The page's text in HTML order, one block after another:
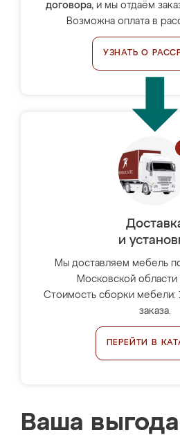
договора, и мы отдаём
Возможна оплата в
УЗНАТЬ О
и
Мы доставляем мебель
Московской области
Стоимость сборки мебели:
заказа.
ПЕРЕЙТИ В
Ваша